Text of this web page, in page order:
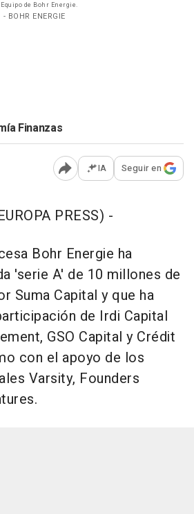
Equipo de Bohr Energie.
- BOHR ENERGIE
Finanzas
Abrir opciones para
IA Seguir en
PRESS) -
Bohr Energie ha
'serie A' de 10 millones de
Suma Capital y que ha
de Irdi Capital
GSO Capital y Crédit
con el apoyo de los
Varsity, Founders